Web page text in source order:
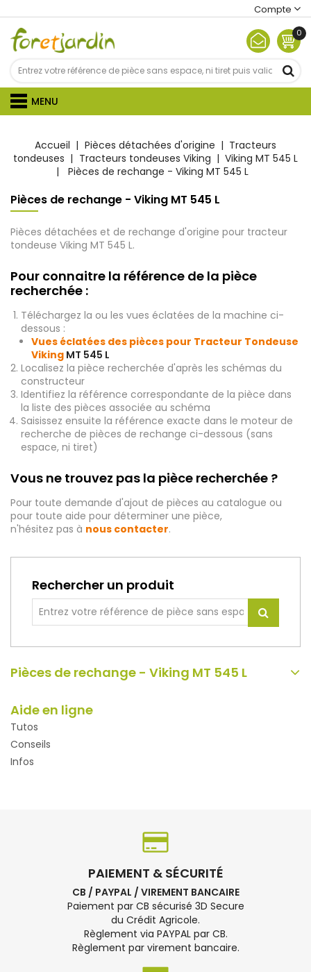
Compte
0
MENU
Accueil Pièces détachées d'origine
Tracteurs
tondeuses
Tracteurs tondeuses Viking
Viking MT 545 L
Pièces de rechange - Viking MT 545 L
Pièces de rechange - Viking MT 545 L
Pièces détachées et de rechange d'origine pour tracteur
tondeuse Viking MT 545 L.
Pour connaitre la référence de la pièce
recherchée :
Téléchargez la ou les vues éclatées de la machine ci-
dessous :
Vues éclatées des pièces pour Tracteur Tondeuse
Viking MT 545 L
Localisez la pièce recherchée d'après les schémas du
constructeur
Identifiez la référence correspondante de la pièce dans
la liste des pièces associée au schéma
Saisissez ensuite la référence exacte dans le moteur de
recherche de pièces de rechange ci-dessous (sans
espace, ni tiret)
Vous ne trouvez pas la pièce recherchée ?
Pour toute demande d'ajout de pièces au catalogue ou
pour toute aide pour déterminer une pièce,
n'hésitez pas à nous contacter.
Rechercher un produit
Pièces de rechange - Viking MT 545 L
Aide en ligne
Tutos
Conseils
Infos
PAIEMENT & SÉCURITÉ
CB / PAYPAL / VIREMENT BANCAIRE
Paiement par CB sécurisé 3D Secure
du Crédit Agricole.
Règlement via PAYPAL par CB.
Règlement par virement bancaire.